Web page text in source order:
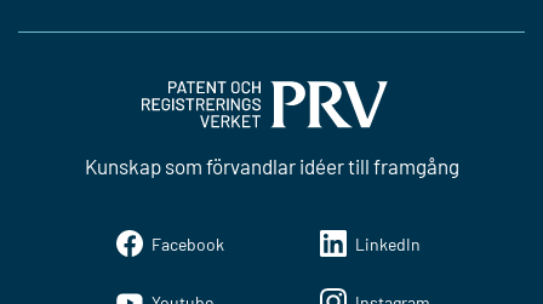
Kunskap som förvandlar idéer till framgång
Facebook LinkedIn